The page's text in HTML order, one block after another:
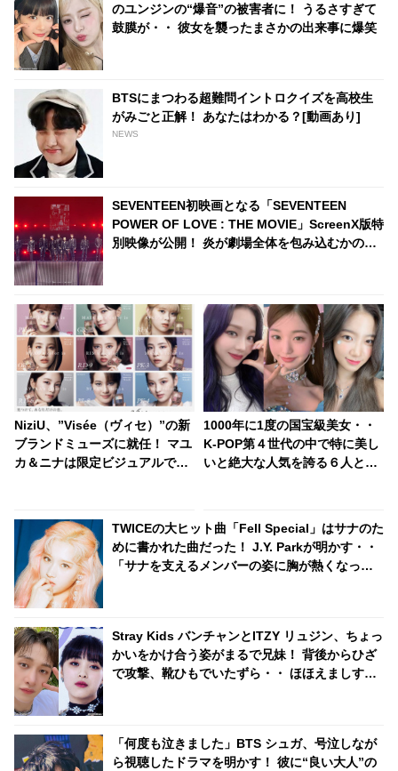
のユンジンの“爆音”の被害者に！ うるさすぎて
鼓膜が・・ 彼女を襲ったまさかの出来事に爆笑
BTSにまつわる超難問イントロクイズを高校生
がみごと正解！ あなたはわかる？[動画あり]
NEWS
SEVENTEEN初映画となる「SEVENTEEN
POWER OF LOVE : THE MOVIE」ScreenX版特
別映像が公開！ 炎が劇場全体を包み込むかのよ
NiziU、”Visée（ヴィセ）”の新
ブランドミューズに就任！ マユ
カ＆ニナは限定ビジュアルでク
1000年に1度の国宝級美女・・
K-POP第４世代の中で特に美し
いと絶大な人気を誇る６人と
TWICEの大ヒット曲「Fell Special」はサナのた
めに書かれた曲だった！ J.Y. Parkが明かす・・
「サナを支えるメンバーの姿に胸が熱くなっ
Stray Kids バンチャンとITZY リュジン、ちょっ
かいをかけ合う姿がまるで兄妹！ 背後からひざ
で攻撃、靴ひもでいたずら・・ ほほえましすぎ
「何度も泣きました」BTS シュガ、号泣しなが
ら視聴したドラマを明かす！ 彼に“良い大人”の